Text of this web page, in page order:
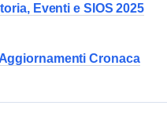
Eventi e SIOS 2025
Cronaca